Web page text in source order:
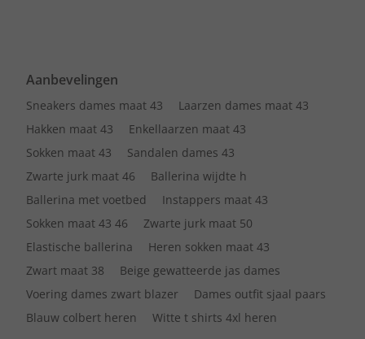
Aanbevelingen
Sneakers dames maat 43
Laarzen dames maat 43
Hakken maat 43
Enkellaarzen maat 43
Sokken maat 43
Sandalen dames 43
Zwarte jurk maat 46
Ballerina wijdte h
Ballerina met voetbed
Instappers maat 43
Sokken maat 43 46
Zwarte jurk maat 50
Elastische ballerina
Heren sokken maat 43
Zwart maat 38
Beige gewatteerde jas dames
Voering dames zwart blazer
Dames outfit sjaal paars
Blauw colbert heren
Witte t shirts 4xl heren